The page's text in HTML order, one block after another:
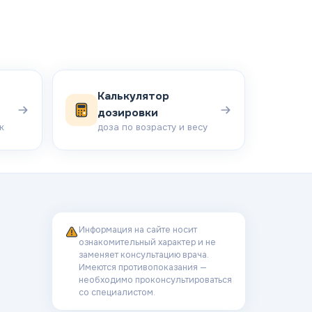
Калькулятор
дозировки
доза по возрасту и весу
Информация на сайте носит
ознакомительный характер и не
заменяет консультацию врача.
Имеются противопоказания —
необходимо проконсультироваться
со специалистом.